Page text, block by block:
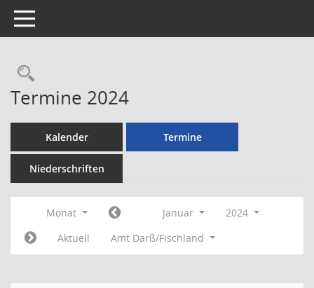
Toggle navigation
Rechercheauswahl
Termine 2024
Kalender Termine
Niederschriften
Monat Januar
2024
Aktuell
Amt Darß/Fischland